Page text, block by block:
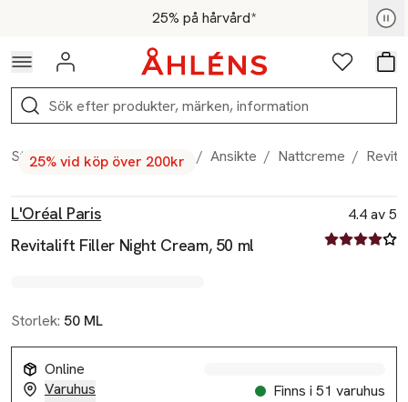
Hoppa till navigationsmenyn25% på hårvård*
För medlemmar - Shoppa nu
Logga in Favoriter
Sök
Start / Skönhet / Hudvård / Ansikte / Nattcreme /
25% vid köp över 200kr
L'Oréal Paris
Revitalift Filler Night Cream, 50 ml
4.4 av 5
4.4 av fem
Storlek: 50 ML
Online
Varuhus
Finns i 51 varuhus